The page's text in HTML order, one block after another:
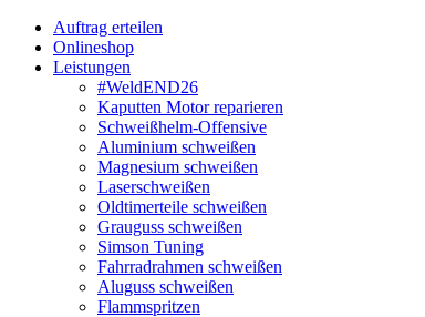
Auftrag erteilen
Onlineshop
Leistungen
#WeldEND26
Kaputten Motor reparieren
Schweißhelm-Offensive
Aluminium schweißen
Magnesium schweißen
Laserschweißen
Oldtimerteile schweißen
Grauguss schweißen
Simson Tuning
Fahrradrahmen schweißen
Aluguss schweißen
Flammspritzen